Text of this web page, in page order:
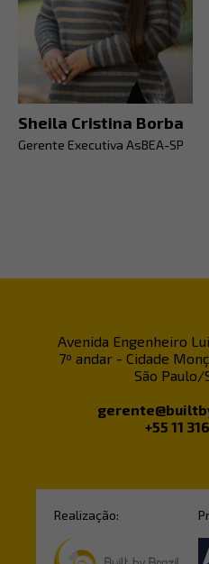
Sheila Cristina Borba
Gerente Executiva AsBEA-SP
Avenida Engenheiro
7º andar - Cidade
São Paulo/
+55 11
Realização: